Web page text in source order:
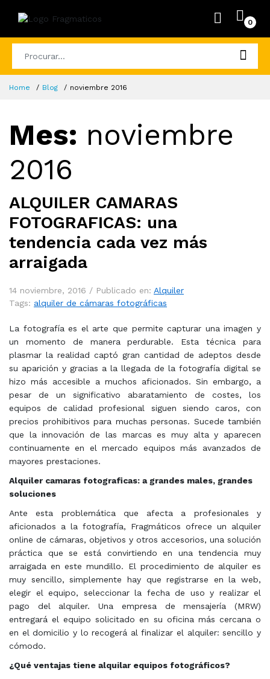
0
Home Blog noviembre 2016
Mes: noviembre
2016
ALQUILER CAMARAS
FOTOGRAFICAS: una
tendencia cada vez más
arraigada
14 noviembre, 2016 / Publicado en: Alquiler
Tags: alquiler de cámaras fotográficas
La fotografía es el arte que permite capturar una imagen y
un momento de manera perdurable. Esta técnica para
plasmar la realidad captó gran cantidad de adeptos desde
su aparición y gracias a la llegada de la fotografía digital se
hizo más accesible a muchos aficionados. Sin embargo, a
pesar de un significativo abaratamiento de costes, los
equipos de calidad profesional siguen siendo caros, con
precios prohibitivos para muchas personas. Sucede también
que la innovación de las marcas es muy alta y aparecen
continuamente en el mercado equipos más avanzados de
mayores prestaciones.
Alquiler camaras fotograficas: a grandes males, grandes
soluciones
Ante esta problemática que afecta a profesionales y
aficionados a la fotografía, Fragmáticos ofrece un alquiler
online de cámaras, objetivos y otros accesorios, una solución
práctica que se está convirtiendo en una tendencia muy
arraigada en este mundillo. El procedimiento de alquiler es
muy sencillo, simplemente hay que registrarse en la web,
elegir el equipo, seleccionar la fecha de uso y realizar el
pago del alquiler. Una empresa de mensajería (MRW)
entregará el equipo solicitado en su oficina más cercana o
en el domicilio y lo recogerá al finalizar el alquiler: sencillo y
cómodo.
¿Qué ventajas tiene alquilar equipos fotográficos?